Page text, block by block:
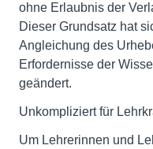
ohne Erlaubnis der
Dieser Grundsatz hat
Angleichung des
Erfordernisse der
geändert.
Unkompliziert für
Um Lehrerinnen und